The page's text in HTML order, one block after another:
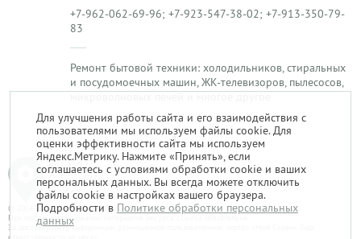
+7-962-062-69-96; +7-923-547-38-02; +7-913-350-79-
83
Ремонт бытовой техники: холодильников, стиральных
и посудомоечных машин, ЖК-телевизоров, пылесосов,
микроволновых печей и многое другое
1
© 2014-2026. «Мой Сервис-Гид» – проект группы «Текарт».
При любом использовании материалов ресурса ссылка обязательна.
За достоверность информации, размещенной пользователями, портал «Мой Сервис-Гид»
Для улучшения работы сайта и его взаимодействия с
пользователями мы используем файлы cookie. Для
оценки эффективности сайта мы используем
Яндекс.Метрику. Нажмите «Принять», если
соглашаетесь с условиями обработки cookie и ваших
персональных данных. Вы всегда можете отключить
файлы cookie в настройках вашего браузера.
Подробности в Политике обработки персональных
данных